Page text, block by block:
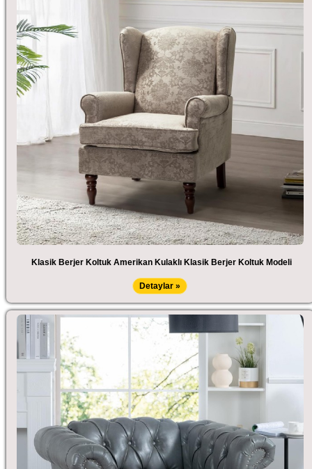
Klasik Berjer Koltuk Amerikan Kulaklı Klasik Berjer Koltuk Modeli
Detaylar »